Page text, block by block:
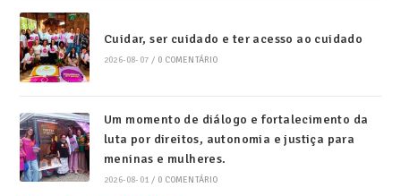
Cuidar, ser cuidado e ter acesso ao cuidado
2026-08-07 / 0 COMENTÁRIO
Um momento de diálogo e fortalecimento da
luta por direitos, autonomia e justiça para
meninas e mulheres.
2026-08-01 / 0 COMENTÁRIO